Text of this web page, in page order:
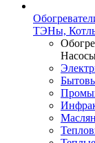
ТЭНы,